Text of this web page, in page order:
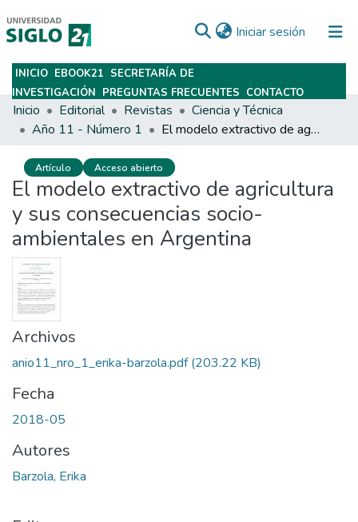
Iniciar sesión (current)
Subir
INICIO EBOOK21 SECRETARÍA DE
INVESTIGACIÓN PREGUNTAS FRECUENTES CONTACTO
Inicio Editorial Revistas
Ciencia y Técnica
Año 11 - Número 1
El modelo extractivo de agricultura y sus consecuencias socio-ambientales en Argentina
Artículo Acceso abierto
El modelo extractivo de agricultura
y sus consecuencias socio-
ambientales en Argentina
Archivos
anio11_nro_1_erika-barzola.pdf(203.22 KB)
Fecha
2018-05
Autores
Barzola, Erika